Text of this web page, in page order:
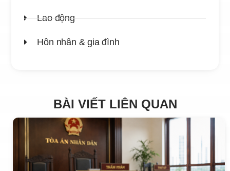
Lao động
Hôn nhân & gia đình
BÀI VIẾT LIÊN QUAN